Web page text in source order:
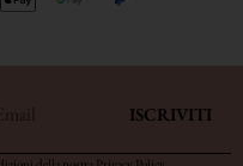
ISCRIVITI